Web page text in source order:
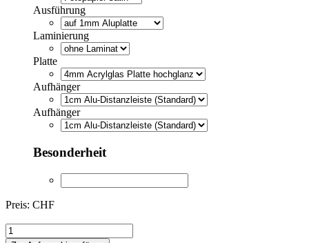
Ausführung
Laminierung
Platte
Aufhänger
Aufhänger
Besonderheit
Preis: CHF
CFK8891272